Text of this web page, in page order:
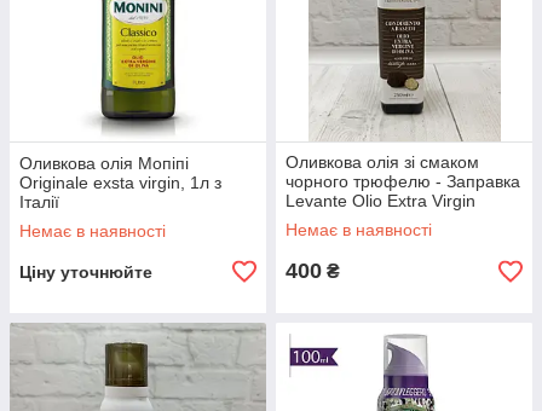
Оливкова олія Мопіпі
Originale exsta virgin, 1л з
Італії
Немає в наявності
Ціну уточнюйте
Оливкова олія зі смаком
чорного трюфелю - Заправка
Levante Olio Extra Virgin
tartufo nero 250 мл Італія
Немає в наявності
400 ₴